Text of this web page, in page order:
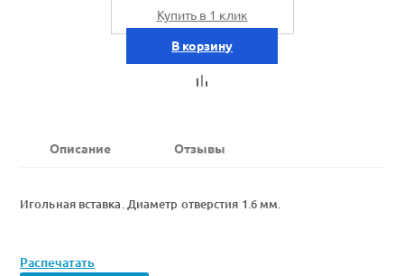
Купить в 1 клик
В корзину
Описание Отзывы
Игольная вставка. Диаметр отверстия 1.6 мм.
Распечатать